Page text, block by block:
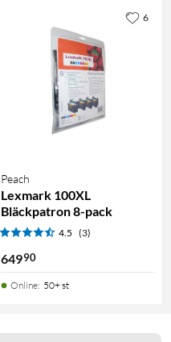
Peach
Lexmark 100XL
Bläckpatron 8-pack
4.5 (3)
64990
Online: 50+ st
6